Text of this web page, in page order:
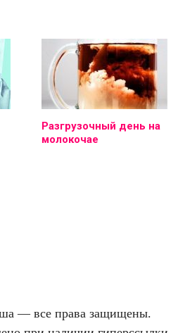
Разгрузочный день на
молокочае
— все права защищены.